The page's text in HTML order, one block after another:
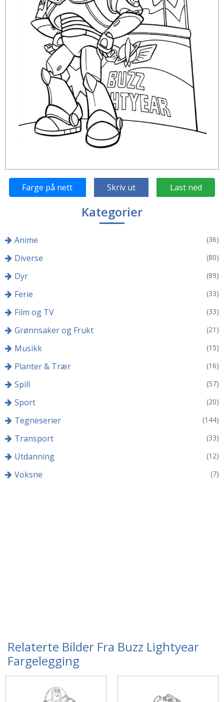
Farge på nett Skriv ut Last ned
Kategorier
Anime (36)
Diverse (80)
Dyr (89)
Ferie (33)
Film og TV (33)
Grønnsaker og Frukt (21)
Musikk (15)
Planter & Trær (16)
Spill (57)
Sport (20)
Tegneserier (144)
Transport (33)
Utdanning (12)
Voksne (7)
Relaterte Bilder Fra Buzz Lightyear
Fargelegging